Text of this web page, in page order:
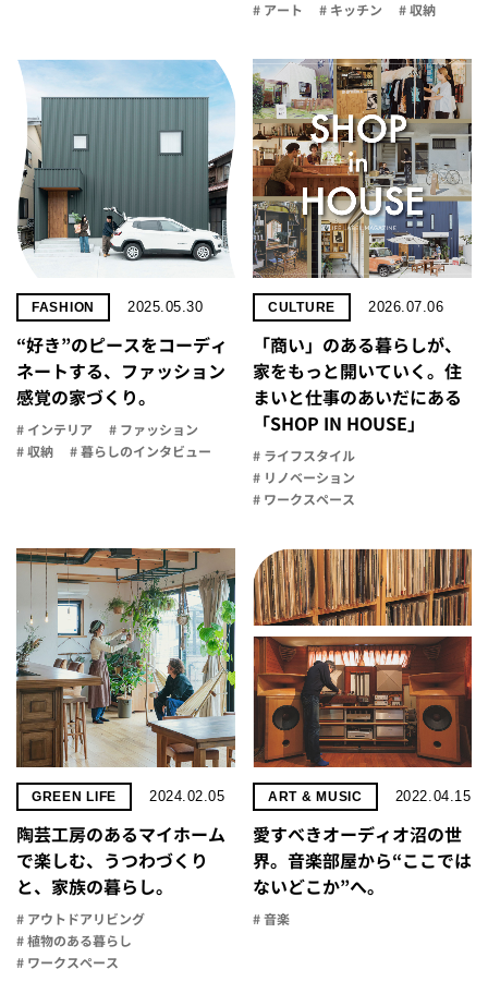
# アート # キッチン # 収納
FASHION 2025.05.30
“好き”のピースをコーディ
ネートする、ファッション
感覚の家づくり。
# インテリア
# ファッション
# 収納
# 暮らしのインタビュー
CULTURE 2026.07.06
「商い」の​ある​暮らしが、​
家を​もっと​開いていく。​住
まいと​仕事の​あいだに​ある​
「SHOP IN HOUSE」
# ライフスタイル
# リノベーション
# ワークスペース
GREEN LIFE 2024.02.05
陶芸工房のあるマイホーム
で楽しむ、うつわづくり
と、家族の暮らし。
# アウトドアリビング
# 植物のある暮らし
# ワークスペース
ART & MUSIC 2022.04.15
愛すべきオーディオ沼の世
界。音楽部屋から“ここでは
ないどこか”へ。
# 音楽